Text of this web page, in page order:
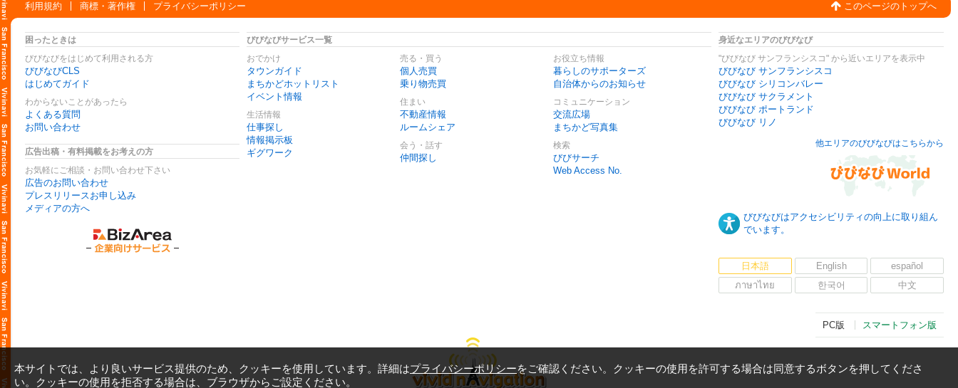
利用規約
商標・著作権 プライバシーポリシー このページのトップへ
困ったときは
びびなびをはじめて利用される方
びびなびCLS
はじめてガイド
わからないことがあったら
よくある質問
お問い合わせ
広告出稿・有料掲載をお考えの方
お気軽にご相談・お問い合わせ下さい
広告のお問い合わせ
プレスリリースお申し込み
メディアの方へ
びびなびサービス一覧
おでかけ
タウンガイド
まちかどホットリスト
イベント情報
生活情報
仕事探し
情報掲示板
ギグワーク
売る・買う
個人売買
乗り物売買
住まい
不動産情報
ルームシェア
会う・話す
仲間探し
お役立ち情報
暮らしのサポーターズ
自治体からのお知らせ
コミュニケーション
交流広場
まちかど写真集
検索
びびサーチ
Web Access No.
身近なエリアのびびなび
"びびなび サンフランシスコ" から近いエリアを表示中
びびなび サンフランシスコ
びびなび シリコンバレー
びびなび サクラメント
びびなび ポートランド
びびなび リノ
他エリアのびびなびはこちらから
びびなびはアクセシビリティの向上に取り組ん
でいます。
日本語 English
español
ภาษาไทย
한국어 中文
PC版 スマートフォン版
本サイトでは、より良いサービス提供のため、クッキーを使用しています。詳細はプライバシーポリシーをご確認ください。クッキーの使用を許可する場合は同意するボタンを押してくださ
い。クッキーの使用を拒否する場合は、ブラウザからご設定ください。